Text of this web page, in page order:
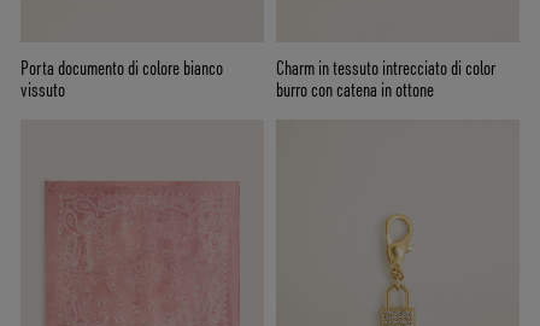
Porta documento di colore bianco
vissuto
Charm in tessuto intrecciato di color
burro con catena in ottone